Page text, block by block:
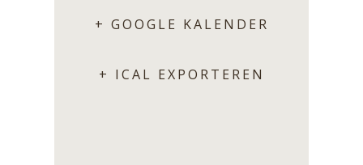
+ GOOGLE KALENDER
+ ICAL EXPORTEREN